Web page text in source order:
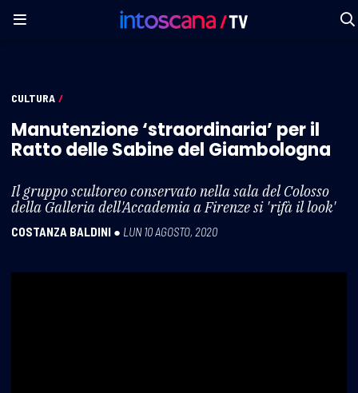
CULTURA /
Manutenzione ‘straordinaria’ per il
Ratto delle Sabine del Giambologna
Il gruppo scultoreo conservato nella sala del Colosso
della Galleria dell'Accademia a Firenze si 'rifà il look'
COSTANZA BALDINI ● LUN 10 AGOSTO, 2020